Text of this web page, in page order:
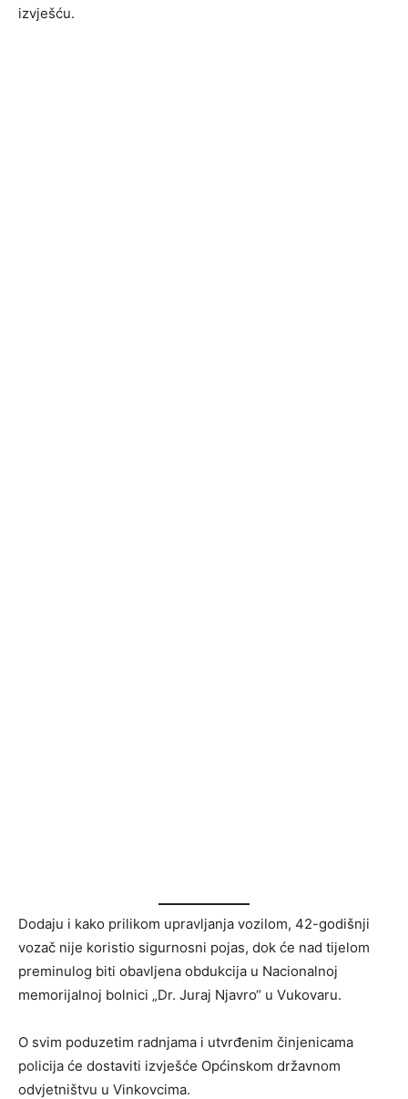
izvješću.
Dodaju i kako prilikom upravljanja vozilom, 42-godišnji
vozač nije koristio sigurnosni pojas, dok će nad tijelom
preminulog biti obavljena obdukcija u Nacionalnoj
memorijalnoj bolnici „Dr. Juraj Njavro“ u Vukovaru.
O svim poduzetim radnjama i utvrđenim činjenicama
policija će dostaviti izvješće Općinskom državnom
odvjetništvu u Vinkovcima.